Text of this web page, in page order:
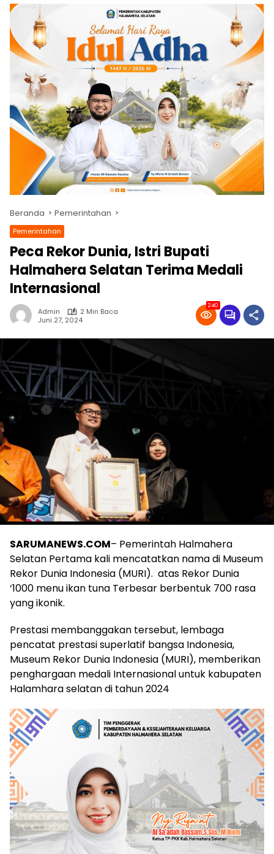
Beranda Pemerintahan
Pemerintahan
Peca Rekor Dunia, Istri Bupati
Halmahera Selatan Terima Medali
Internasional
Admin
2 Min Baca
Juni 27, 2024
240
SARUMANEWS.COM– Pemerintah Halmahera
Selatan Pertama kali mencatatkan nama di Museum
Rekor Dunia Indonesia (MURI). atas Rekor Dunia
‘1000 menu ikan tuna Terbesar berbentuk 700 rasa
yang ikonik.
Prestasi membanggakan tersebut, lembaga
pencatat prestasi superlatif bangsa Indonesia,
Museum Rekor Dunia Indonesia (MURI), memberikan
penghargaan medali Internasional untuk kabupaten
Halamhara selatan di tahun 2024